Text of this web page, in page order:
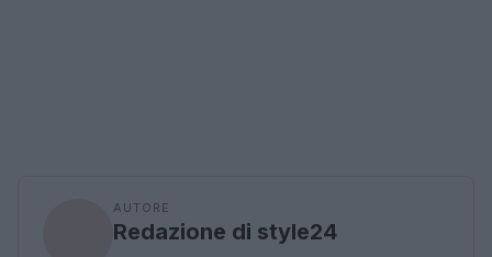
AUTORE
Redazione di style24